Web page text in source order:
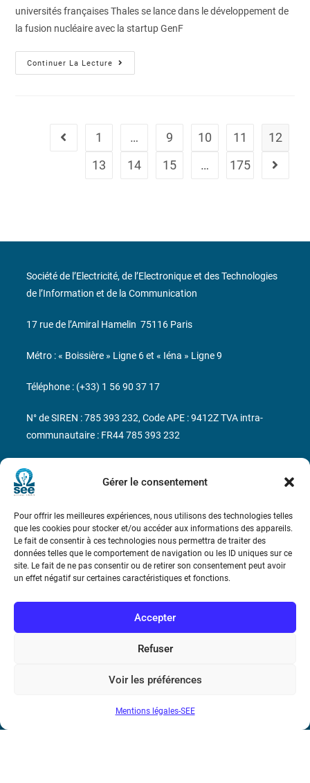
Gérer le consentement
Pour offrir les meilleures expériences, nous utilisons des technologies telles
que les cookies pour stocker et/ou accéder aux informations des appareils.
Le fait de consentir à ces technologies nous permettra de traiter des
données telles que le comportement de navigation ou les ID uniques sur ce
site. Le fait de ne pas consentir ou de retirer son consentement peut avoir
un effet négatif sur certaines caractéristiques et fonctions.
Accepter
Refuser
Voir les préférences
Mentions légales-SEE
universités françaises Thales se lance dans le développement de
la fusion nucléaire avec la startup GenF
Continuer La Lecture
1 … 9 10 11
12
13
14 15 … 175
Bicentenaire des découvertes d’André-
Marie Ampère
Conditions Générales de Vente
Mentions légales
Contact
Société de l’Electricité, de l’Electronique et des Technologies
de l’Information et de la Communication
17 rue de l’Amiral Hamelin 75116 Paris
Métro : « Boissière » Ligne 6 et « Iéna » Ligne 9
Téléphone : (+33) 1 56 90 37 17
N° de SIREN : 785 393 232, Code APE : 9412Z TVA intra-
communautaire : FR44 785 393 232